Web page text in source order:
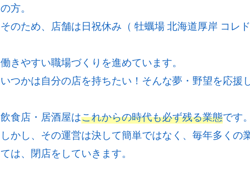
の方。
そのため、店舗は日祝休み（ 牡蠣場 北海道厚岸 コレド
働きやすい職場づくりを進めています。
いつかは自分の店を持ちたい！そんな夢・野望を応援
飲食店・居酒屋はこれからの時代も必ず残る業態です。
しかし、その運営は決して簡単ではなく、毎年多くの
ては、閉店をしていきます。